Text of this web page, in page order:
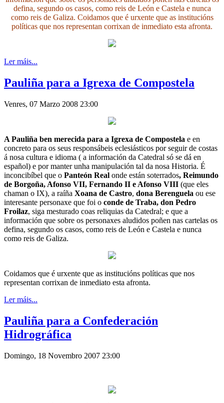
defina, segundo os casos, como reis de León e Castela e nunca
como reis de Galiza. Coidamos que é urxente que as institucións
políticas que nos representan corrixan de inmediato esta afronta.
Ler máis...
Pauliña para a Igrexa de Compostela
Venres, 07 Marzo 2008 23:00
A Pauliña ben merecida para a Igrexa de Compostela e en
concreto para os seus responsábeis eclesiásticos por seguir de costas
á nosa cultura e idioma ( a información da Catedral só se dá en
español) e por manter unha manipulación tal da nosa Historia. É
inconcibíbel que o Panteón Real onde están soterrados, Reimundo
de Borgoña, Afonso VII, Fernando II e Afonso VIII (que eles
chaman o IX), a raíña Xoana de Castro, dona Berenguela ou ese
interesante personaxe que foi o conde de Traba, don Pedro
Froilaz, siga mesturado coas reliquias da Catedral; e que a
información que sobre os personaxes aludidos poñen nas cartelas os
defina, segundo os casos, como reis de León e Castela e nunca
como reis de Galiza.
Coidamos que é urxente que as institucións políticas que nos
representan corrixan de inmediato esta afronta.
Ler máis...
Pauliña para a Confederación
Hidrográfica
Domingo, 18 Novembro 2007 23:00